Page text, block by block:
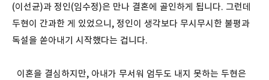
(이선균)과 정인(임수정)은 만나 결혼에 골인하게 됩니다. 그런데
두현이 간과한 게 있었으니, 정인이 생각보다 무시무시한 불평과
독설을 쏟아내기 시작했다는 겁니다.
이혼을 결심하지만, 아내가 무서워 엄두도 내지 못하는 두현은